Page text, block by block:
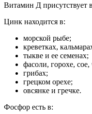
Витамин Д
Цинк находится в:
морской рыбе;
креветках,
тыкве и ее семенах;
фасоли, горохе, сое,
грибах;
грецком орехе;
овсянке и гречке.
Фосфор есть в: